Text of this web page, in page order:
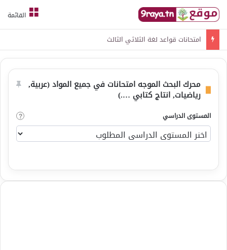
القائمة
امتحانات قواعد لغة الثلاثي الثالث
محرك البحث الموجه امتحانات في جميع المواد (عربية,
رياضيات, انتاج كتابي ….)
المستوى الدراسي